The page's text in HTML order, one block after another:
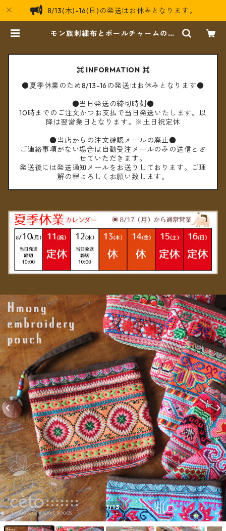
8/13(木)-16(日)の発送はお休みとなります。
モン族刺繍布とボールチャームのポ
⌘ INFORMATION ⌘
●夏季休業のため8/13-16の発送はお休みとなります●
●当日発送の締切時刻●
10時までのご注文かつお支払で当日発送いたします。以
降は翌営業日となります。※土日祝定休
●当店からの注文確認メールの廃止●
ご連絡事項がない場合は自動受注メールのみの送信とさ
せていただきます。
発送後には発送通知メールをお送りしております。ご理
解の程よろしくお願い致します。
1/13